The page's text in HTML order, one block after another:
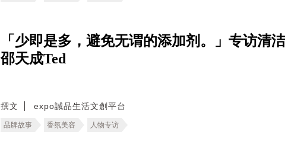
「少即是多，避免无谓的添加剂。」专访
邵天成Ted
撰文 expo誠品生活文創平台
品牌故事 香氛美容 人物专访